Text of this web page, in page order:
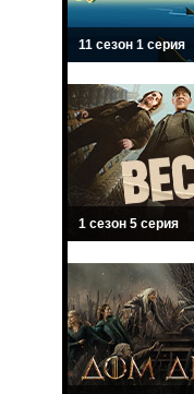
11 сезон 1 серия
1 сезон 5 серия